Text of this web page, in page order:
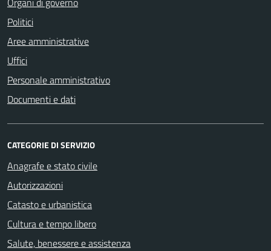
Politici
Aree amministrative
Uffici
Personale amministrativo
Documenti e dati
CATEGORIE DI SERVIZIO
Anagrafe e stato civile
Autorizzazioni
Catasto e urbanistica
Cultura e tempo libero
Salute, benessere e assistenza